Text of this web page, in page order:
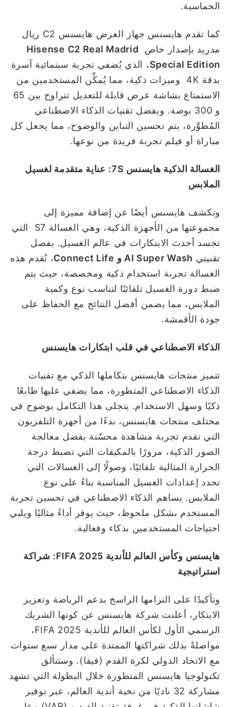
الحماسية.
كما تقدم هايسنس جهاز العرض هايسنس C2 ريال
مدريد بإصدار خاص Hisense C2 Real Madrid
Special Edition، الذي يُضفي تجربة سينمائية آسرة
بدقة 4K وميزات ذكية، مما يُمكِّن المستخدمين من
الاستمتاع بشاشة عرض قابلة للتعديل تتراوح بين 65
و 300 بوصة. وبفضل تقنيات الذكاء الاصطناعي
المُطوَّرة، يتم تحسين التباين والوضوح، مما يجعل كل
مباراة أو فيلم تجربة فريدة من نوعها.
الغسالة الذكية هايسنس 7S
: عناية متقدمة لغسيل
الملابس
وتكشف هايسنس أيضًا عن إضافة مميزة إلى
مجموعتها من الأجهزة الذكية، وهي الغسالة S7 التي
تجسد أحدث الابتكارات في عالم الغسيل. بفضل
تقنيتي AI Super Wash و Connect Life، تُقدم هذه
الغسالة تجربة استخدام ذكية ومخصصة، حيث يتم
ضبط دورة الغسيل تلقائيًا لتناسب نوع وكمية
الملابس، مما يضمن أفضل النتائج مع الحفاظ على
جودة الأقمشة.
الذكاء الاصطناعي في قلب ابتكارات هايسنس
تتميز منتجات هايسنس بتكاملها الذكي مع تقنيات
الذكاء الاصطناعي المتطورة، مما يضفي عليها طابعًا
ذكيًا وسهل الاستخدام. يتجلى هذا التكامل بوضوح في
مختلف منتجات هايسنس، بدءًا من أجهزة التلفزيون
التي تقدم تجربة مشاهدة محسّنة بفضل معالجة
الصور الذكية، مرورًا بالمكيفات التي تضبط درجة
الحرارة المثالية تلقائيًا، وصولًا إلى الغسالات التي
تحدد إعدادات الغسيل المناسبة بناءً على نوع
الملابس. يساهم الذكاء الاصطناعي في تحسين تجربة
المستخدم بشكل ملحوظ، حيث يوفر أداءً مثاليًا ويلبي
احتياجات المستخدمين بذكاء وفعالية.
هايسنس وكأس العالم للأندية FIFA 2025
: شراكة
استراتيجية
وتأكيدًا على التزامها الراسخ بدعم الرياضة وتعزيز
الابتكار، أعلنت شركة هايسنس عن كونها الشريك
الرسمي الأول لكأس العالم للأندية FIFA 2025،
مواصلةً بذلك شراكتها الممتدة على مدار سبع سنوات
مع الاتحاد الدولي لكرة القدم (فيفا). وستتألق
تكنولوجيا هايسنس المتطورة خلال البطولة التي تشهد
مشاركة 32 ناديًا من نخبة أندية العالم، عبر توفير